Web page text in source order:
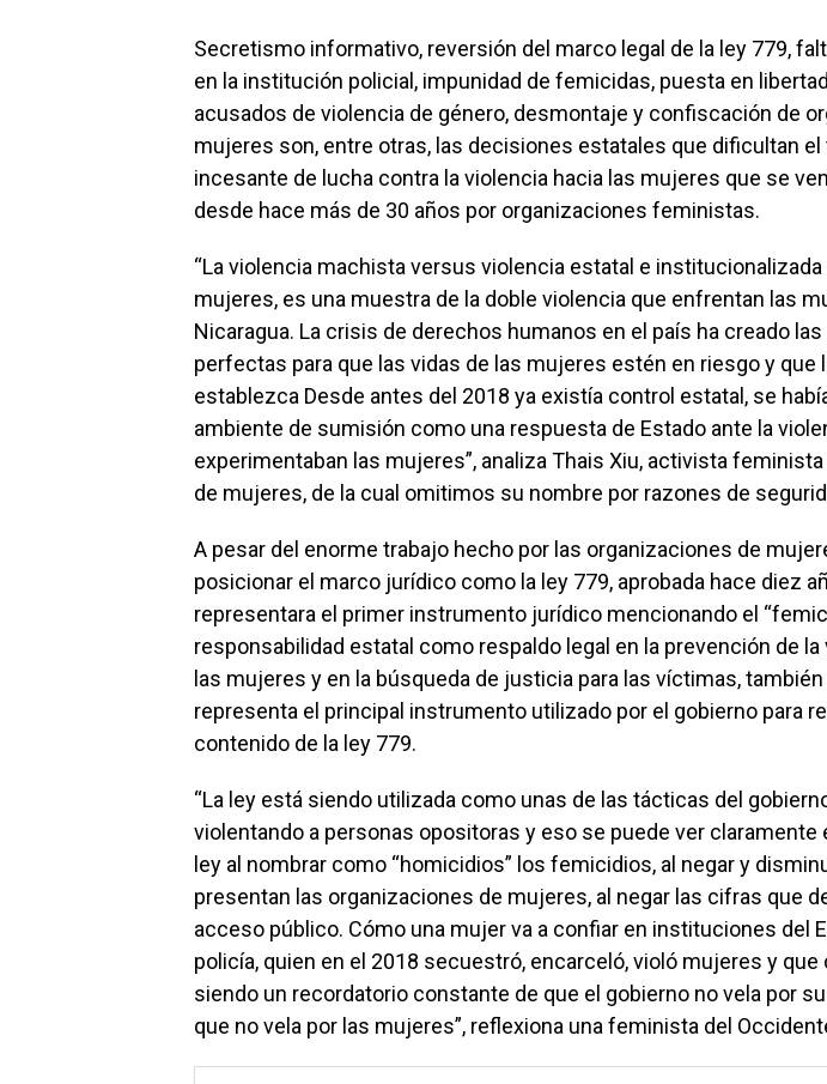
Secretismo informativo, reversión del marco legal de la ley 779,
en la institución policial, impunidad de femicidas, puesta en
acusados de violencia de género, desmontaje y confiscación de
mujeres son, entre otras, las decisiones estatales que dificultan el
incesante de lucha contra la violencia hacia las mujeres que se
desde hace más de 30 años por organizaciones feministas.
“La violencia machista versus violencia estatal e
mujeres, es una muestra de la doble violencia que enfrentan las
Nicaragua. La crisis de derechos humanos en el país ha creado
perfectas para que las vidas de las mujeres estén en riesgo y que
establezca Desde antes del 2018 ya existía control estatal, se
ambiente de sumisión como una respuesta de Estado ante la
experimentaban las mujeres”, analiza Thais Xiu, activista
de mujeres, de la cual omitimos su nombre por razones de
A pesar del enorme trabajo hecho por las organizaciones de
posicionar el marco jurídico como la ley 779, aprobada hace diez
representara el primer instrumento jurídico mencionando el
responsabilidad estatal como respaldo legal en la prevención de la
las mujeres y en la búsqueda de justicia para las víctimas,
representa el principal instrumento utilizado por el gobierno para
contenido de la ley 779.
“La ley está siendo utilizada como unas de las tácticas del
violentando a personas opositoras y eso se puede ver claramente
ley al nombrar como “homicidios” los femicidios, al negar y
presentan las organizaciones de mujeres, al negar las cifras que
acceso público. Cómo una mujer va a confiar en instituciones del
policía, quien en el 2018 secuestró, encarceló, violó mujeres y que
siendo un recordatorio constante de que el gobierno no vela por
que no vela por las mujeres”, reflexiona una feminista del